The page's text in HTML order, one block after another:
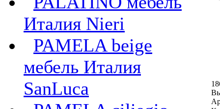
Италия Nieri
PAMELA beige
мебель Италия
SanLuca